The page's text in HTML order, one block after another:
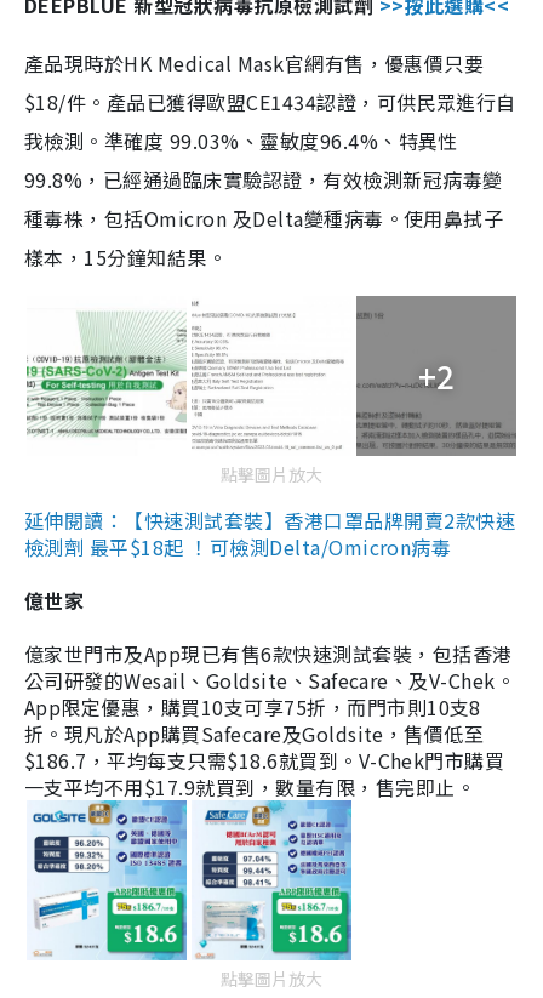
產品現時於HK Medical Mask官網有售，優惠價只要
$18/件。產品已獲得歐盟CE1434認證，可供民眾進行自
我檢測。準確度 99.03%、靈敏度96.4%、特異性
99.8%，已經通過臨床實驗認證，有效檢測新冠病毒變
種毒株，包括Omicron 及Delta變種病毒。使用鼻拭子
樣本，15分鐘知結果。
+2
點擊圖片放大
延伸閱讀：【快速測試套裝】香港口罩品牌開賣2款快速
檢測劑 最平$18起 ！可檢測Delta/Omicron病毒
億世家
億家世門市及App現已有售6款快速測試套裝，包括香港
公司研發的Wesail、Goldsite、Safecare、及V-Chek。
App限定優惠，購買10支可享75折，而門市則10支8
折。現凡於App購買Safecare及Goldsite，售價低至
$186.7，平均每支只需$18.6就買到。V-Chek門市購買
一支平均不用$17.9就買到，數量有限，售完即止。
點擊圖片放大